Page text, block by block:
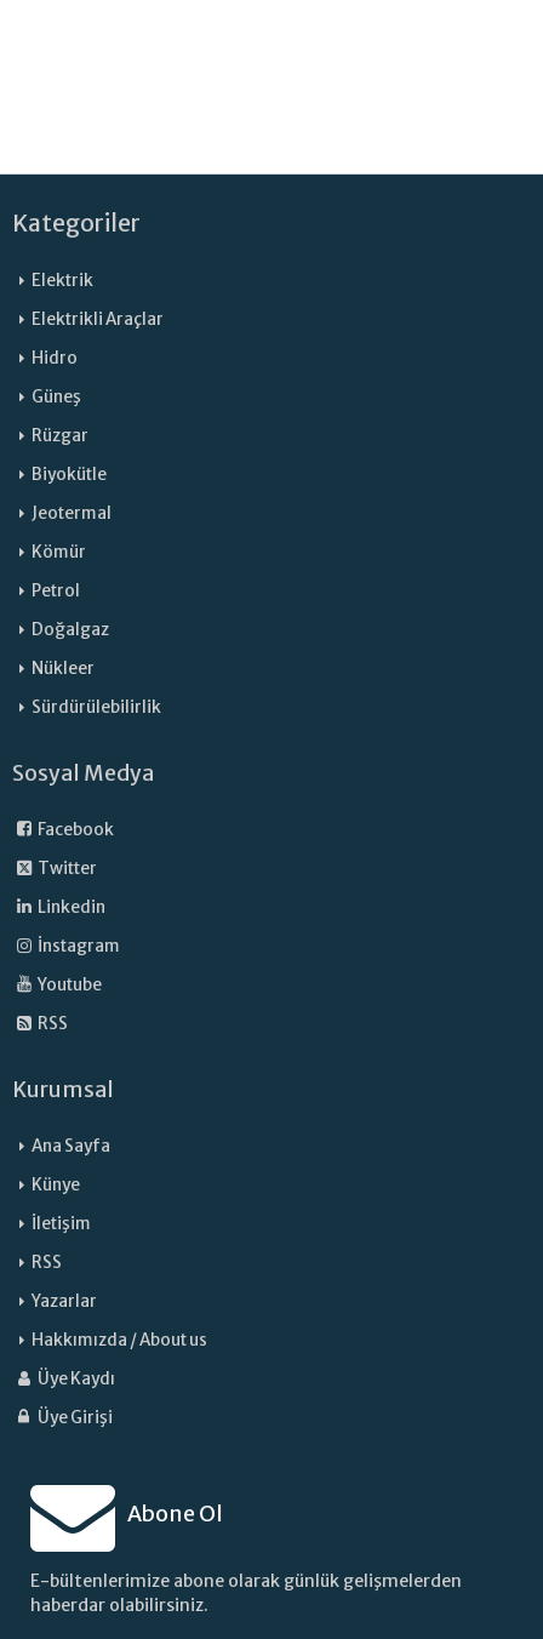
Kategoriler
Elektrik
Elektrikli Araçlar
Hidro
Güneş
Rüzgar
Biyokütle
Jeotermal
Kömür
Petrol
Doğalgaz
Nükleer
Sürdürülebilirlik
Sosyal Medya
Facebook
Twitter
Linkedin
İnstagram
Youtube
RSS
Kurumsal
Ana Sayfa
Künye
İletişim
RSS
Yazarlar
Hakkımızda / About us
Üye Kaydı
Üye Girişi
Abone Ol
E-bültenlerimize abone olarak günlük gelişmelerden
haberdar olabilirsiniz.